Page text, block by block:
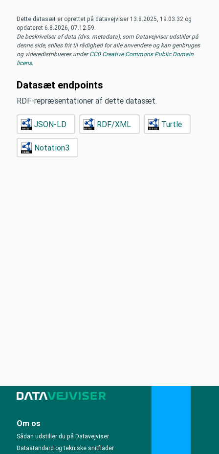
Dette datasæt er oprettet på datavejviser 13.8.2025, 19.03.32 og
opdateret 6.8.2026, 07.12.59
De beskrivelser af data (dvs. metadata), som Datavejviser udstiller på
denne side, stilles frit til rådighed for alle anvendere og kan genbruges
og videredistribueres underCC0 Creative Commons Public Domain
licens.
Datasæt endpoints
RDF-repræsentationer af dette datasæt.
JSON-LD RDF/XML Turtle
Notation3
Om os
Sådan udstiller du på Datavejviser
Datastandard og tekniske snitflader